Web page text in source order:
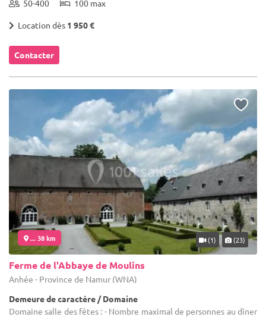
50-400 100 max
Location dès 1 950 €
Contacter
... 38 km (1) (23)
Ferme de l'Abbaye de Moulins
Anhée - Province de Namur (WNA)
Demeure de caractère / Domaine
Domaine salle des fêtes : - Nombre maximal de personnes au dîner